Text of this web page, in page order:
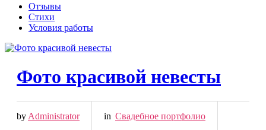
Отзывы
Стихи
Условия работы
Фото красивой невесты
by Administrator in Свадебное портфолио